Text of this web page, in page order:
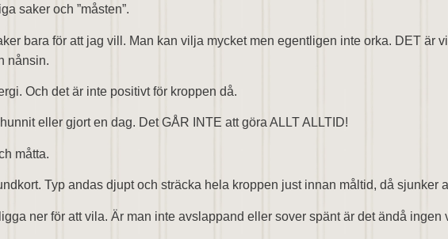
saker och ”måsten”.
bara för att jag vill. Man kan vilja mycket men egentligen inte orka. DET är
nånsin.
Och det är inte positivt för kroppen då.
eller gjort en dag. Det GÅR INTE att göra ALLT ALLTID!
måtta.
Typ andas djupt och sträcka hela kroppen just innan måltid, då
ner för att vila. Är man inte avslappand eller sover spänt är det ändå ingen